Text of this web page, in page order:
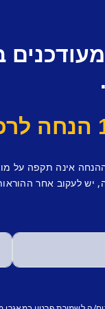
אינה תקפה על
לעקוב אחר